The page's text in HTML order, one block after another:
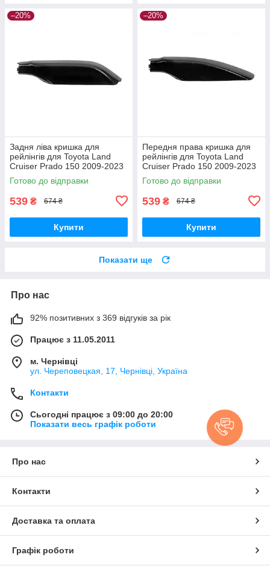
–20%
Задня ліва кришка для
рейлінгів для Toyota Land
Cruiser Prado 150 2009-2023
рр
Готово до відправки
539 ₴ 674 ₴
Купити
–20%
Передня права кришка для
рейлінгів для Toyota Land
Cruiser Prado 150 2009-2023
рр
Готово до відправки
539 ₴ 674 ₴
Купити
Показати ще
Про нас
92% позитивних з 369 відгуків за рік
Працює з 11.05.2011
м. Чернівці
ул. Череповецкая, 17, Чернівці, Україна
Контакти
Сьогодні працює з 09:00 до 20:00
Показати весь графік роботи
Про нас
Контакти
Доставка та оплата
Графік роботи